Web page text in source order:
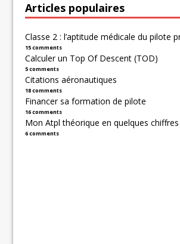
Articles populaires
Classe 2 : l’aptitude médicale du pilote
15 comments
Calculer un Top Of Descent (TOD)
5 comments
Citations aéronautiques
18 comments
Financer sa formation de pilote
16 comments
Mon Atpl théorique en quelques chiffres
6 comments